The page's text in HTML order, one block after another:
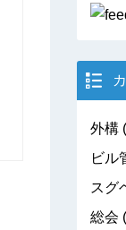
外構
ビル
スグ
総会